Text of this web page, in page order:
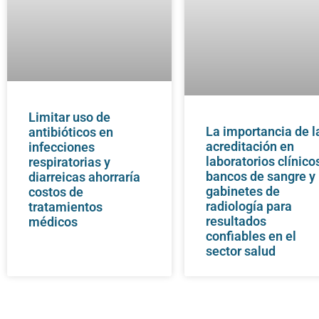
Limitar uso de
antibióticos en
infecciones
respiratorias y
diarreicas ahorraría
costos de
tratamientos
médicos
La importancia de
acreditación en
laboratorios
bancos de sangre y
gabinetes de
radiología para
resultados
confiables en el
sector salud